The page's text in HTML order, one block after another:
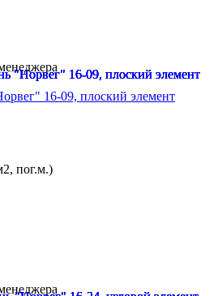
16-09, плоский элемент
пог.м.)